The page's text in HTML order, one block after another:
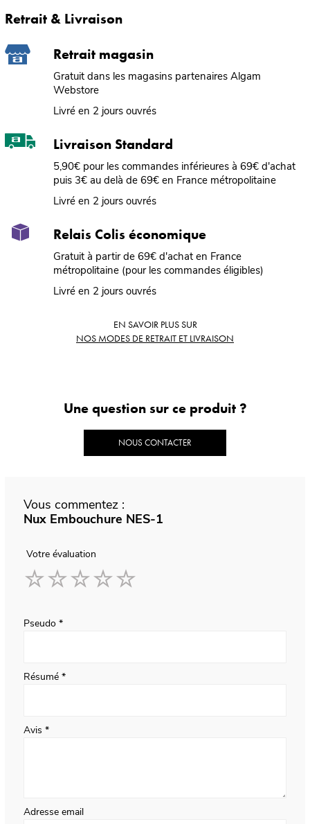
Retrait & Livraison
Retrait magasin
Gratuit dans les magasins partenaires Algam
Webstore
Livré en 2 jours ouvrés
Livraison Standard
5,90€ pour les commandes inférieures à 69€ d'achat
puis 3€ au delà de 69€ en France métropolitaine
Livré en 2 jours ouvrés
Relais Colis économique
Gratuit à partir de 69€ d'achat en France
métropolitaine (pour les commandes éligibles)
Livré en 2 jours ouvrés
EN SAVOIR PLUS SUR
NOS MODES DE RETRAIT ET LIVRAISON
Une question sur ce produit ?
NOUS CONTACTER
Vous commentez :
Nux Embouchure NES-1
Votre évaluation
Pseudo
Résumé
Avis
Adresse email